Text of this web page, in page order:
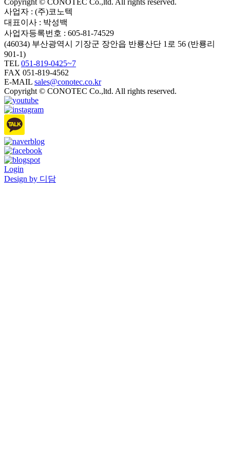
Copyright © CONOTEC Co.,ltd. All rights reserved.
사업자 : (주)코노텍
대표이사 : 박성백
사업자등록번호 : 605-81-74529
(46034) 부산광역시 기장군 장안읍 반룡산단 1로 56 (반룡리
901-1)
TEL 051-819-0425~7
FAX 051-819-4562
E-MAIL sales@conotec.co.kr
Copyright © CONOTEC Co.,ltd. All rights reserved.
Login
Design by 디담